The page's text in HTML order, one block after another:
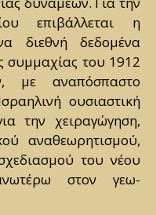
επιβάλλεται η
διεθνή δεδομένα
συμμαχίας του 1912
με αναπόσπαστο
ουσιαστική
την χειραγώγηση,
αναθεωρητισμού,
του νέου
στον γεω-